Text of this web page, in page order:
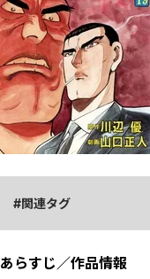
関連タグ
あらすじ／作品情報